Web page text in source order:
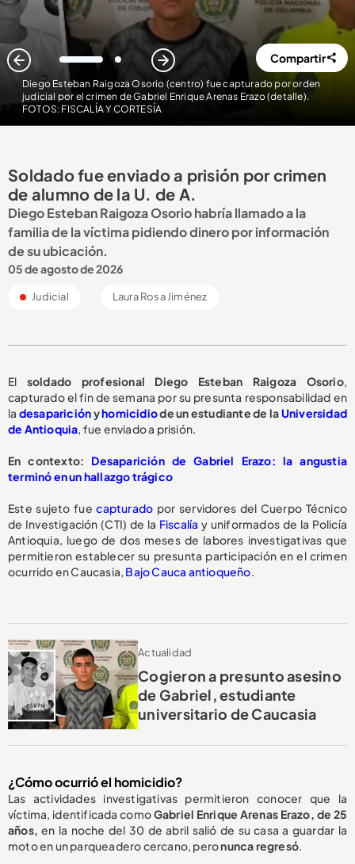
Diego Esteban Raigoza Osorio (centro) fue capturado por orden
judicial por el crimen de Gabriel Enrique Arenas Erazo (detalle).
FOTOS: FISCALÍA Y CORTESÍA
1 2 Compartir
Soldado fue enviado a prisión por crimen
de alumno de la U. de A.
Diego Esteban Raigoza Osorio habría llamado a la
familia de la víctima pidiendo dinero por información
de su ubicación.
05 de agosto de 2026
Judicial Laura Rosa Jiménez
El soldado profesional Diego Esteban Raigoza Osorio,
capturado el fin de semana por su presunta responsabilidad en
la desapariciónyhomicidiode un estudiante de laUniversidad
de Antioquia, fue enviado a prisión.
En contexto: Desaparición de Gabriel Erazo: la angustia
terminó en un hallazgo trágico
Este sujeto fuecapturado por servidores del Cuerpo Técnico
de Investigación (CTI) de la Fiscalía y uniformados de la Policía
Antioquia, luego de dos meses de labores investigativas que
permitieron establecer su presunta participación en el crimen
ocurrido en Caucasia, Bajo Cauca antioqueño.
Actualidad
Cogieron a presunto asesino
de Gabriel, estudiante
universitario de Caucasia
¿Cómo ocurrió el homicidio?
Las actividades investigativas permitieron conocer que la
víctima, identificada comoGabriel Enrique Arenas Erazo, de 25
años, en la noche del 30 de abril salió de su casa a guardar la
moto en un parqueadero cercano, peronunca regresó.